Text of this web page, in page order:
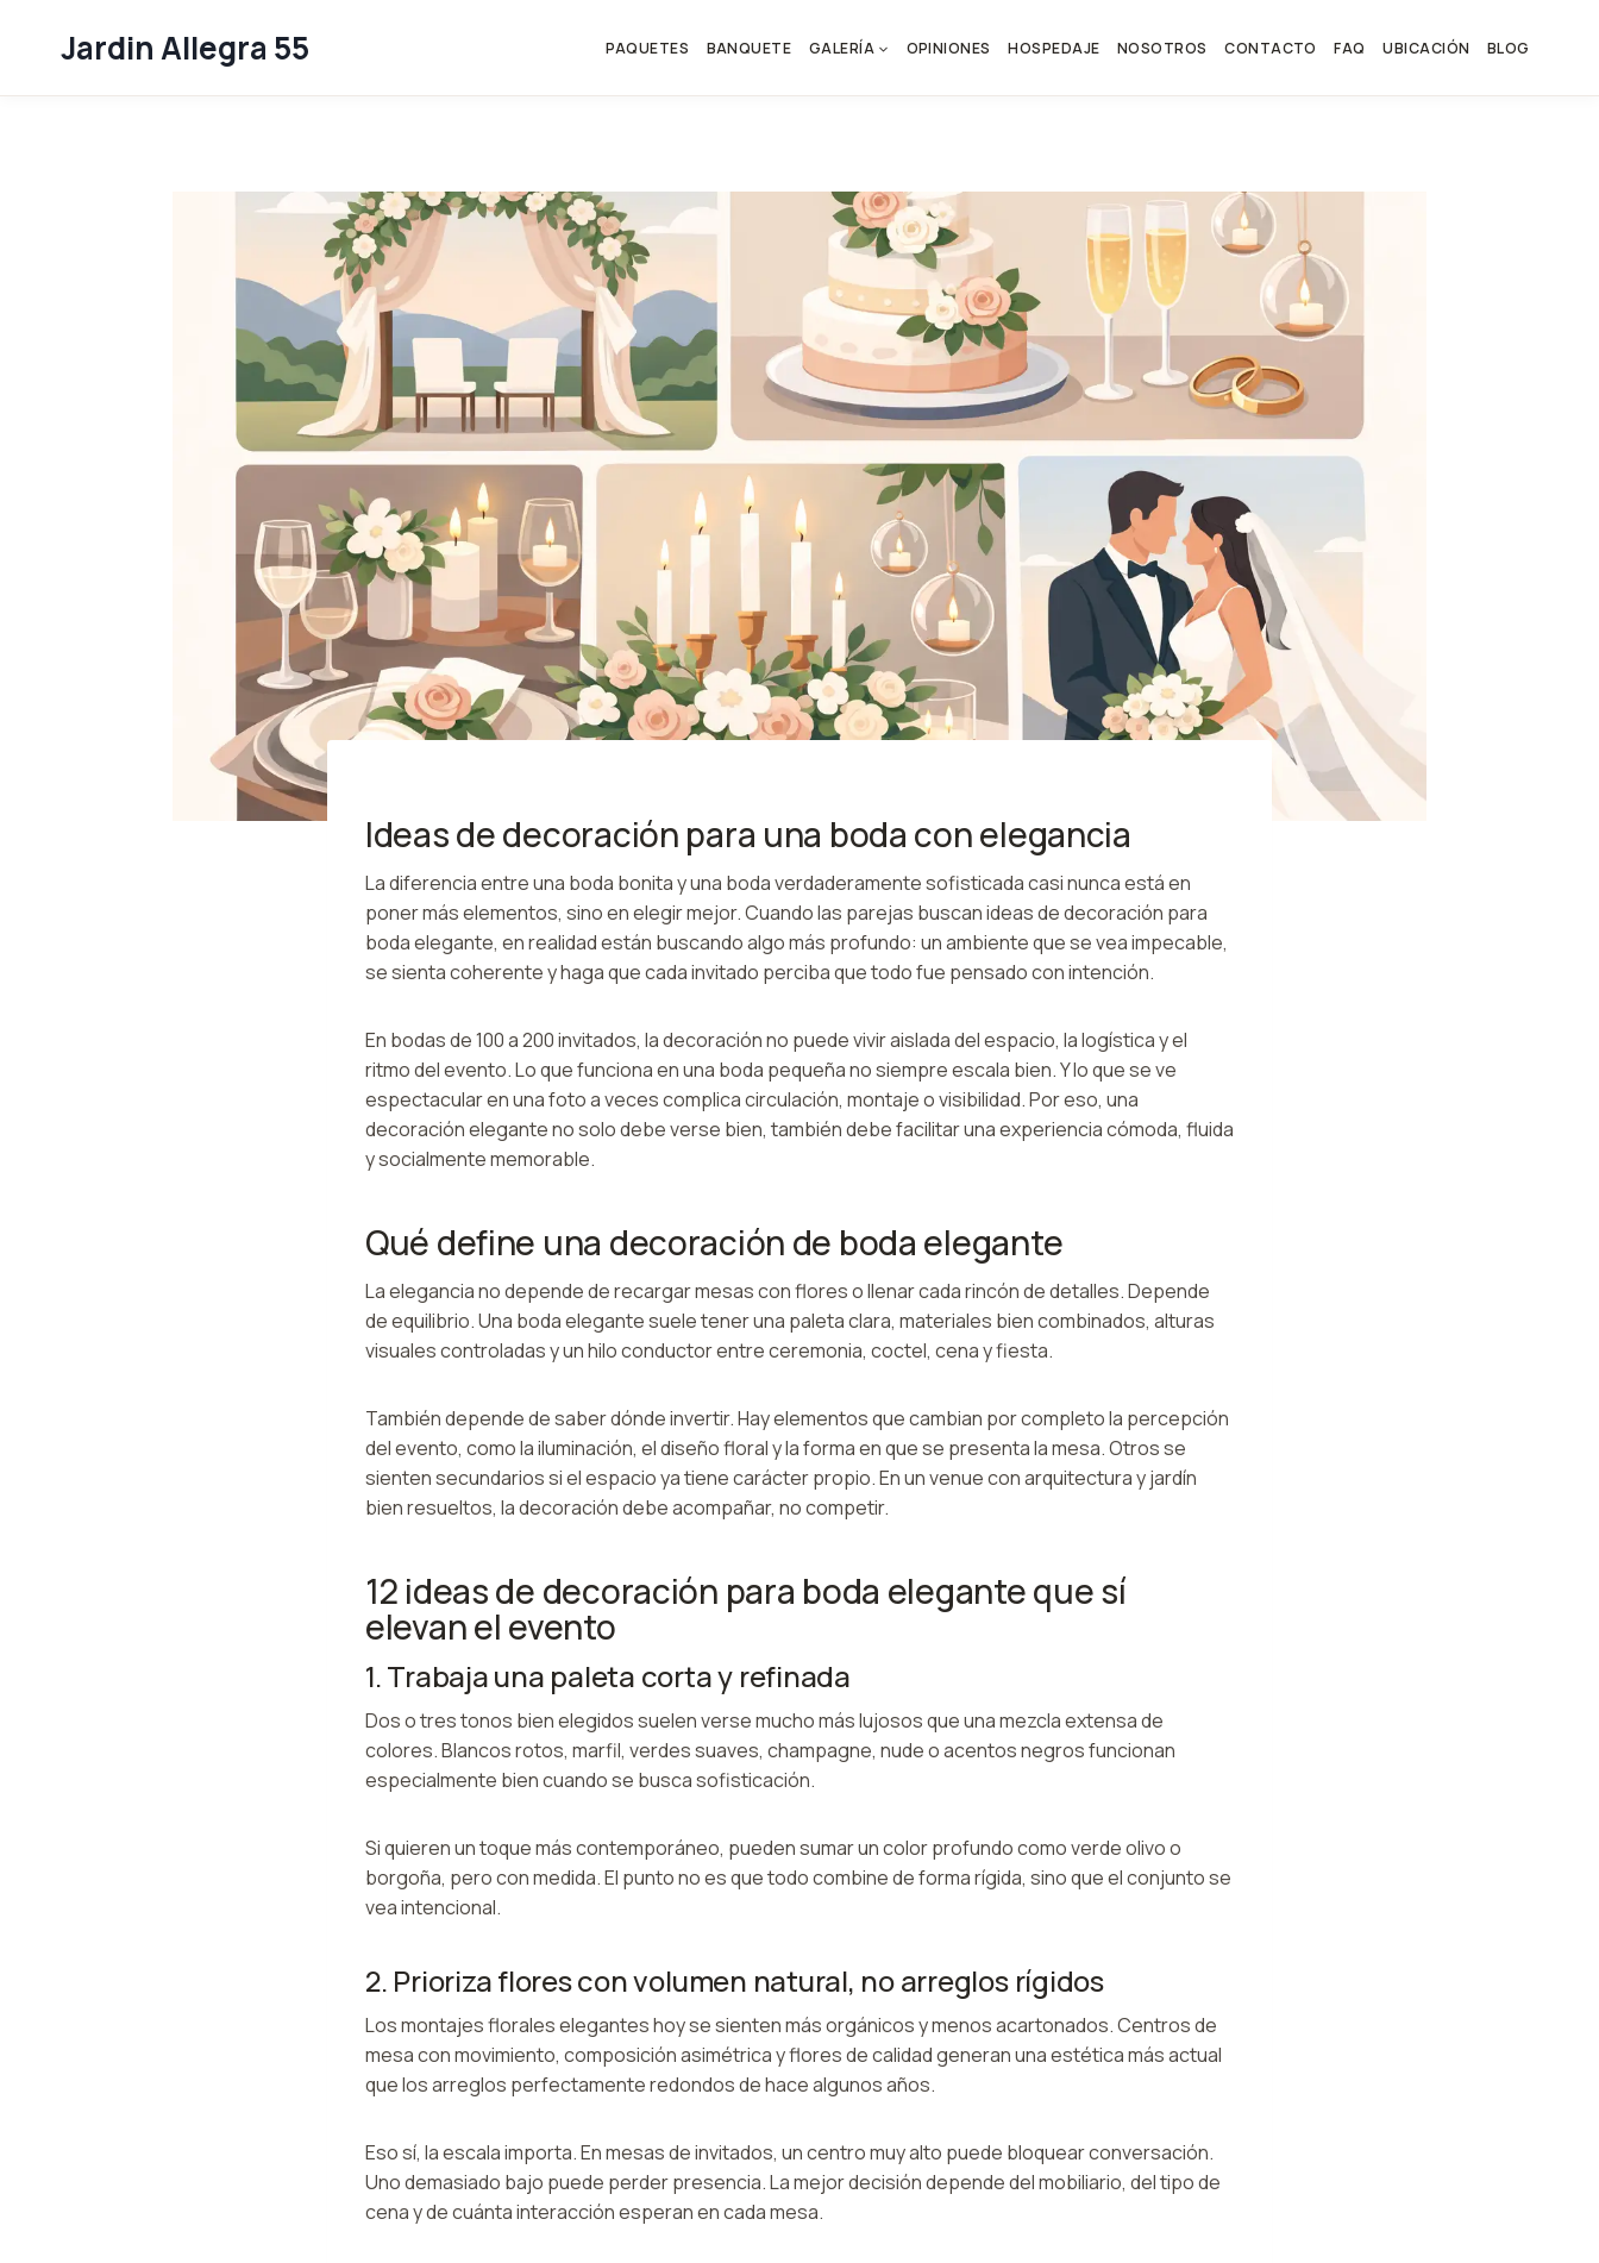
Jardin Allegra 55 PAQUETES BANQUETE GALERÍA OPINIONES HOSPEDAJE NOSOTROS CONTACTO FAQ UBICACIÓN BLOG
Ideas de decoración para una boda con elegancia
La diferencia entre una boda bonita y una boda verdaderamente sofisticada casi nunca está en
poner más elementos, sino en elegir mejor. Cuando las parejas buscan ideas de decoración para
boda elegante, en realidad están buscando algo más profundo: un ambiente que se vea impecable,
se sienta coherente y haga que cada invitado perciba que todo fue pensado con intención.
En bodas de 100 a 200 invitados, la decoración no puede vivir aislada del espacio, la logística y el
ritmo del evento. Lo que funciona en una boda pequeña no siempre escala bien. Y lo que se ve
espectacular en una foto a veces complica circulación, montaje o visibilidad. Por eso, una
decoración elegante no solo debe verse bien, también debe facilitar una experiencia cómoda, fluida
y socialmente memorable.
Qué define una decoración de boda elegante
La elegancia no depende de recargar mesas con flores o llenar cada rincón de detalles. Depende
de equilibrio. Una boda elegante suele tener una paleta clara, materiales bien combinados, alturas
visuales controladas y un hilo conductor entre ceremonia, coctel, cena y fiesta.
También depende de saber dónde invertir. Hay elementos que cambian por completo la percepción
del evento, como la iluminación, el diseño floral y la forma en que se presenta la mesa. Otros se
sienten secundarios si el espacio ya tiene carácter propio. En un venue con arquitectura y jardín
bien resueltos, la decoración debe acompañar, no competir.
12 ideas de decoración para boda elegante que sí
elevan el evento
1. Trabaja una paleta corta y refinada
Dos o tres tonos bien elegidos suelen verse mucho más lujosos que una mezcla extensa de
colores. Blancos rotos, marfil, verdes suaves, champagne, nude o acentos negros funcionan
especialmente bien cuando se busca sofisticación.
Si quieren un toque más contemporáneo, pueden sumar un color profundo como verde olivo o
borgoña, pero con medida. El punto no es que todo combine de forma rígida, sino que el conjunto se
vea intencional.
2. Prioriza flores con volumen natural, no arreglos rígidos
Los montajes florales elegantes hoy se sienten más orgánicos y menos acartonados. Centros de
mesa con movimiento, composición asimétrica y flores de calidad generan una estética más actual
que los arreglos perfectamente redondos de hace algunos años.
Eso sí, la escala importa. En mesas de invitados, un centro muy alto puede bloquear conversación.
Uno demasiado bajo puede perder presencia. La mejor decisión depende del mobiliario, del tipo de
cena y de cuánta interacción esperan en cada mesa.